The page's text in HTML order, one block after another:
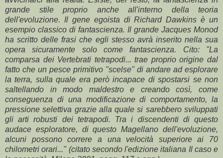
grande stile proprio anche all'interno della teoria
dell'evoluzione. Il gene egoista di Richard Dawkins è un
esempio classico di fantascienza. Il grande Jacques Monod
ha scritto delle frasi che egli stesso avrà inserito nella sua
opera sicuramente solo come fantascienza. Cito: "La
comparsa dei Vertebrati tetrapodi... trae proprio origine dal
fatto che un pesce primitivo "scelse" di andare ad esplorare
la terra, sulla quale era però incapace di spostarsi se non
saltellando in modo maldestro e creando così, come
conseguenza di una modificazione di comportamento, la
pressione selettiva grazie alla quale si sarebbero sviluppati
gli arti robusti dei tetrapodi. Tra i discendenti di questo
audace esploratore, di questo Magellano dell'evoluzione,
alcuni possono correre a una velocità superiore ai 70
chilometri orari..." (citato secondo l'edizione italiana Il caso e